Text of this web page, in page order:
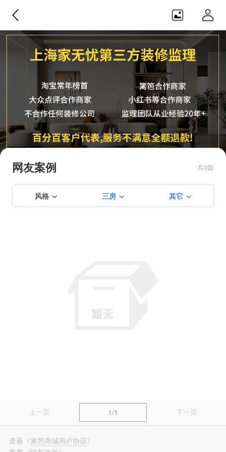
纯正第三方，不合作任何装修公
不满意可全额退款！！
网友案例 共0篇
风格 三房 其它
上一页 1/1 下一页
查看 《篱笆商城用户协议》